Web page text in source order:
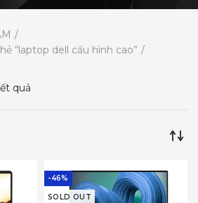
“laptop dell cấu hình cao”
quả
-46%
SOLD OUT